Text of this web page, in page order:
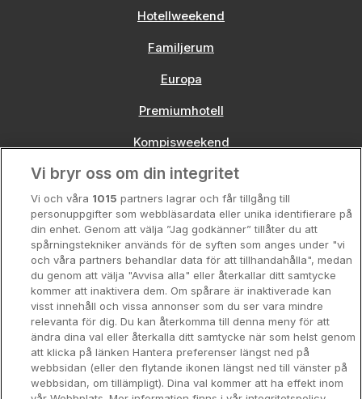
Hotellweekend
Familjerum
Europa
Premiumhotell
Kompisweekend
Storstadsweekend
Hotellrum under 995 kr
Spahotell
Sydsverige
Om Hotellpremien
Nya hotell
Stadsweekend
Vi bryr oss om din integritet
Vi och våra 1015 partners lagrar och får tillgång till
personuppgifter som webbläsardata eller unika identifierare på
din enhet. Genom att välja ”Jag godkänner” tillåter du att
spårningstekniker används för de syften som anges under "vi
och våra partners behandlar data för att tillhandahålla", medan
du genom att välja "Avvisa alla" eller återkallar ditt samtycke
kommer att inaktivera dem. Om spårare är inaktiverade kan
visst innehåll och vissa annonser som du ser vara mindre
relevanta för dig. Du kan återkomma till denna meny för att
ändra dina val eller återkalla ditt samtycke när som helst genom
att klicka på länken Hantera preferenser längst ned på
webbsidan (eller den flytande ikonen längst ned till vänster på
webbsidan, om tillämpligt). Dina val kommer att ha effekt inom